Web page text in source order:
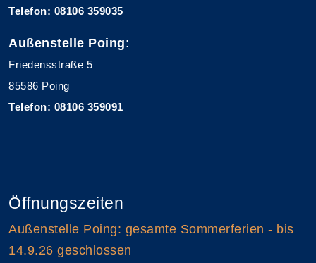
Telefon: 08106 359035
Außenstelle Poing:
Friedensstraße 5
85586 Poing
Telefon: 08106 359091
Öffnungszeiten
Außenstelle Poing: gesamte Sommerferien - bis
14.9.26 geschlossen